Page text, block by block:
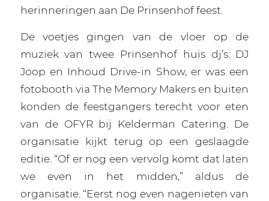
herinneringen aan De Prinsenhof feest.
De voetjes gingen van de vloer op de
muziek van twee Prinsenhof huis dj’s: DJ
Joop en Inhoud Drive-in Show, er was een
fotobooth via The Memory Makers en buiten
konden de feestgangers terecht voor eten
van de OFYR bij Kelderman Catering. De
organisatie kijkt terug op een geslaagde
editie. “Of er nog een vervolg komt dat laten
we even in het midden,” aldus de
organisatie. “Eerst nog even nagenieten van